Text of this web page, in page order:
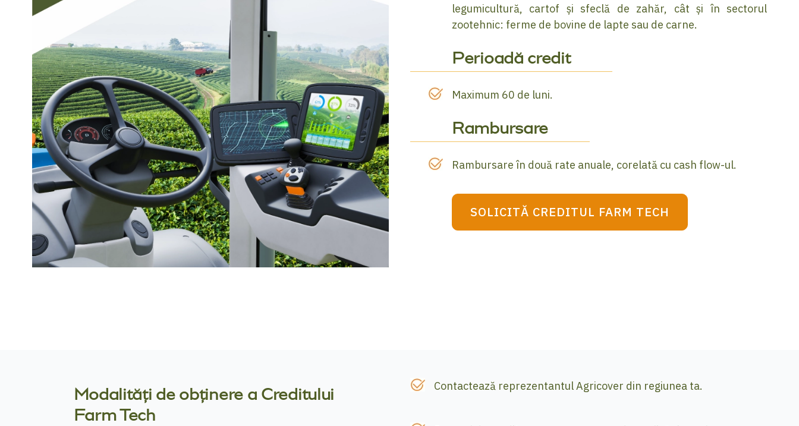
legumicultură, cartof și sfeclă de zahăr, cât și în sectorul
zootehnic: ferme de bovine de lapte sau de carne.
Perioadă credit
Maximum 60 de luni.
Rambursare
Rambursare în două rate anuale, corelată cu cash flow-ul.
SOLICITĂ CREDITUL FARM TECH
Modalități de obținere a Creditului
Farm Tech
Contactează reprezentantul Agricover din regiunea ta.